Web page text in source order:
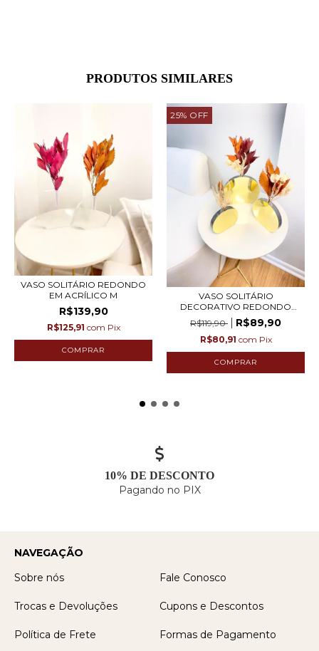
PRODUTOS SIMILARES
VASO SOLITÁRIO REDONDO
EM ACRÍLICO M
R$139,90
R$125,91 com Pix
25% OFF
VASO SOLITÁRIO
DECORATIVO REDONDO
DOURAD...
R$119,90 R$89,90
R$80,91 com Pix
10% DE DESCONTO
Pagando no PIX
NAVEGAÇÃO
Sobre nós
Fale Conosco
Trocas e Devoluções Cupons e Descontos
Política de Frete Formas de Pagamento